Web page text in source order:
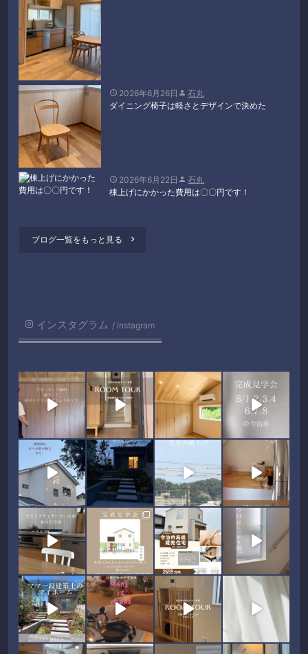
 2026年6月26日  石丸
ダイニング椅子は軽さとデザインで決めた
 2026年6月22日  石丸
棟上げにかかった費用は〇〇円です！
ブログ一覧をもっと見る 
インスタグラム instagram